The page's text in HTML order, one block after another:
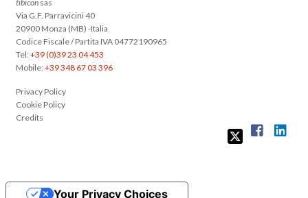
tibicon sas
Via G.F. Parravicini 40
20900 Monza (MB) -Italia
Codice Fiscale / Partita IVA 04772190965
Tel:+39 (0)39 23 04 453
Mobile:+39 348 67 03 396
Privacy Policy
Cookie Policy
Credits
Your Privacy Choices